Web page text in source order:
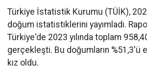
Türkiye İstatistik Kurumu (TÜİK),
doğum istatistiklerini yayımladı.
Türkiye'de 2023 yılında toplam
gerçekleşti. Bu doğumların %51,3'ü
kız oldu.